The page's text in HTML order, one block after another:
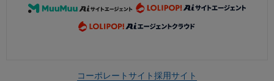
コーポレートサイト採用サイト